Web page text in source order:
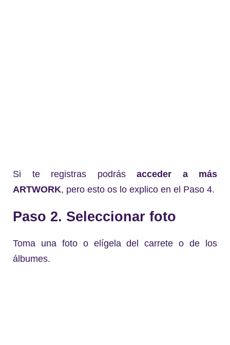
Si te registras podrás acceder a más
ARTWORK, pero esto os lo explico en el Paso 4.
Paso 2. Seleccionar foto
Toma una foto o elígela del carrete o de los
álbumes.